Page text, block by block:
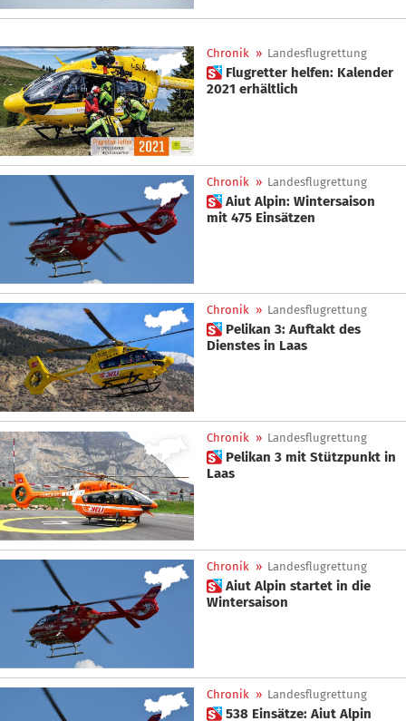
Chronik » Landesflugrettung
 Flugretter helfen: Kalender
2021 erhältlich
Chronik » Landesflugrettung
 Aiut Alpin: Wintersaison
mit 475 Einsätzen
Chronik » Landesflugrettung
 Pelikan 3: Auftakt des
Dienstes in Laas
Chronik » Landesflugrettung
 Pelikan 3 mit Stützpunkt in
Laas
Chronik » Landesflugrettung
 Aiut Alpin startet in die
Wintersaison
Chronik » Landesflugrettung
 538 Einsätze: Aiut Alpin